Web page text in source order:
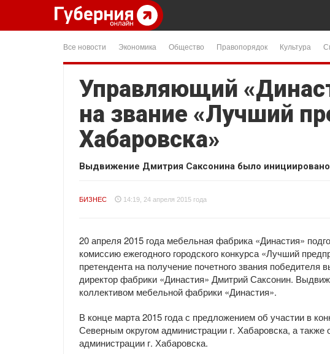
Все новости Экономика Общество Правопорядок Культура
Управляющий
на звание «Лучший
Хабаровска»
Выдвижение Дмитрия Саксонина было
БИЗНЕС 14:19, 24 апреля 2015 года
20 апреля 2015 года мебельная фабрика «Династия»
комиссию ежегодного городского конкурса «Лучший
претендента на получение почетного звания
директор фабрики «Династия» Дмитрий Саксонин.
коллективом мебельной фабрики «Династия».
В конце марта 2015 года с предложением об участии в
Северным округом администрации г. Хабаровска, а также
администрации г. Хабаровска.